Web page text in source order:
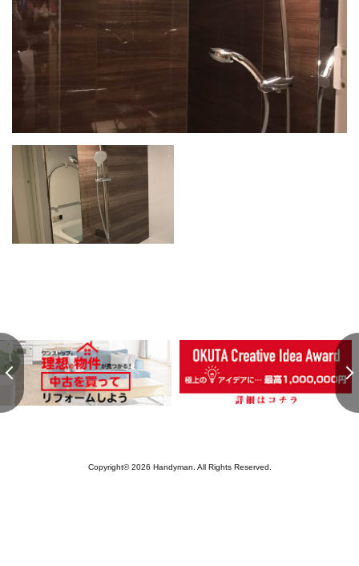
Copyright© 2026 Handyman. All Rights Reserved.